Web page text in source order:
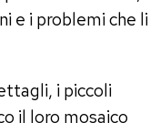
e i problemi che li
i piccoli
il loro mosaico